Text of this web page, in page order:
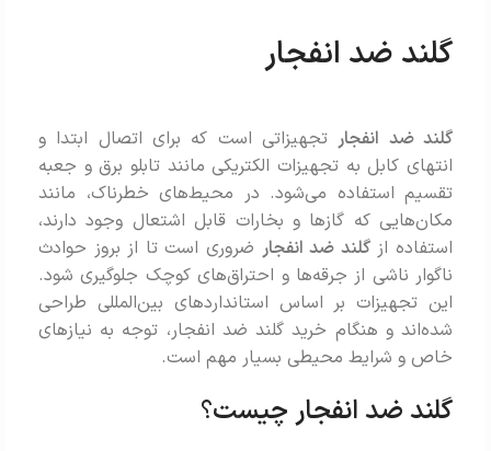
گلند ضد انفجار
گلند ضد انفجارتجهیزاتی است که برای اتصال ابتدا و
انتهای کابل به تجهیزات الکتریکی مانند تابلو برق و جعبه
تقسیم استفاده می‌شود. در محیط‌های خطرناک، مانند
مکان‌هایی که گازها و بخارات قابل اشتعال وجود دارند،
استفاده ازگلند ضد انفجار ضروری است تا از بروز حوادث
ناگوار ناشی از جرقه‌ها و احتراق‌های کوچک جلوگیری شود.
این تجهیزات بر اساس استانداردهای بین‌المللی طراحی
شده‌اند و هنگام خرید گلند ضد انفجار، توجه به نیازهای
خاص و شرایط محیطی بسیار مهم است.
گلند ضد انفجار چیست؟